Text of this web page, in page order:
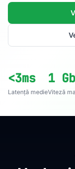
<3ms
Latență medie
1
Viteză